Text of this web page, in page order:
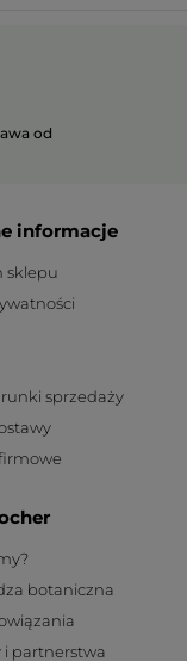
od
informacje
sklepu
sprzedaży
botaniczna
i partnerstwa